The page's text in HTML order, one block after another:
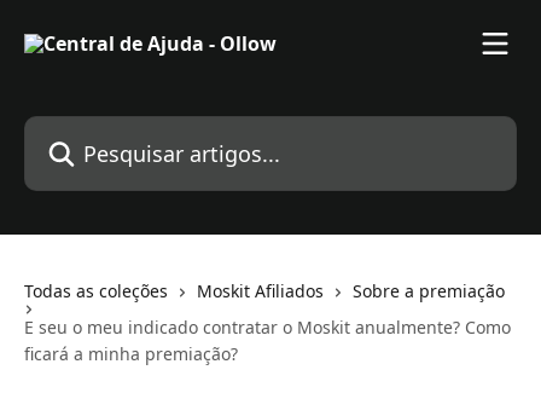
Pesquisar artigos...
Todas as coleções Moskit Afiliados
Sobre a premiação
E seu o meu indicado contratar o Moskit anualmente? Como
ficará a minha premiação?